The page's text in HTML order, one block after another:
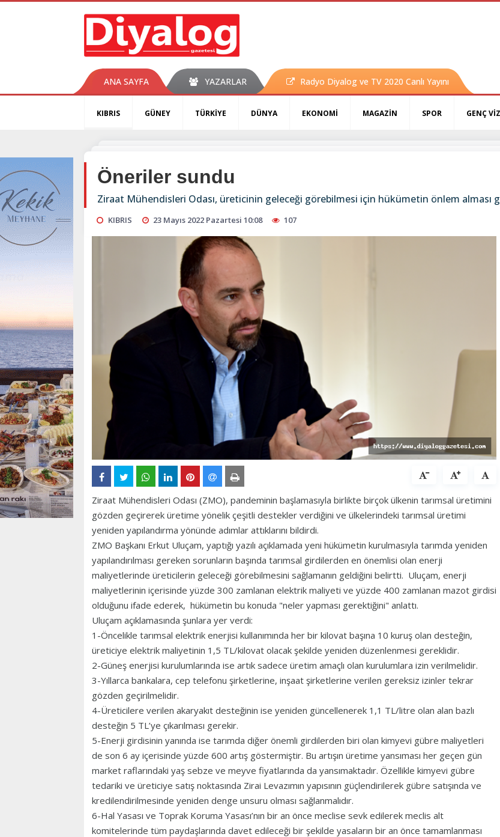
ANA SAYFA YAZARLAR Radyo Diyalog ve TV 2020 Canlı Yayını
KIBRIS GÜNEY TÜRKİYE DÜNYA EKONOMİ MAGAZİN SPOR GENÇ
Öneriler sundu
Ziraat Mühendisleri Odası, üreticinin geleceği görebilmesi için hükümetin önlem alması
KIBRIS 23 Mayıs 2022 Pazartesi 10:08 107
Ziraat Mühendisleri Odası (ZMO), pandeminin başlamasıyla birlikte birçok ülkenin tarımsal üretimini
gözden geçirerek üretime yönelik çeşitli destekler verdiğini ve ülkelerindeki tarımsal üretimi
yeniden yapılandırma yönünde adımlar attıklarını bildirdi.
ZMO Başkanı Erkut Uluçam, yaptığı yazılı açıklamada yeni hükümetin kurulmasıyla tarımda yeniden
yapılandırılması gereken sorunların başında tarımsal girdilerden en önemlisi olan enerji
maliyetlerinde üreticilerin geleceği görebilmesini sağlamanın geldiğini belirtti. Uluçam, enerji
maliyetlerinin içerisinde yüzde 300 zamlanan elektrik maliyeti ve yüzde 400 zamlanan mazot girdisi
olduğunu ifade ederek, hükümetin bu konuda "neler yapması gerektiğini" anlattı.
Uluçam açıklamasında şunlara yer verdi:
1-Öncelikle tarımsal elektrik enerjisi kullanımında her bir kilovat başına 10 kuruş olan desteğin,
üreticiye elektrik maliyetinin 1,5 TL/kilovat olacak şekilde yeniden düzenlenmesi gereklidir.
2-Güneş enerjisi kurulumlarında ise artık sadece üretim amaçlı olan kurulumlara izin verilmelidir.
3-Yıllarca bankalara, cep telefonu şirketlerine, inşaat şirketlerine verilen gereksiz izinler tekrar
gözden geçirilmelidir.
4-Üreticilere verilen akaryakıt desteğinin ise yeniden güncellenerek 1,1 TL/litre olan alan bazlı
desteğin 5 TL’ye çıkarılması gerekir.
5-Enerji girdisinin yanında ise tarımda diğer önemli girdilerden biri olan kimyevi gübre maliyetleri
de son 6 ay içerisinde yüzde 600 artış göstermiştir. Bu artışın üretime yansıması her geçen gün
market raflarındaki yaş sebze ve meyve fiyatlarında da yansımaktadır. Özellikle kimyevi gübre
tedariki ve üreticiye satış noktasında Zirai Levazımın yapısının güçlendirilerek gübre satışında ve
kredilendirilmesinde yeniden denge unsuru olması sağlanmalıdır.
6-Hal Yasası ve Toprak Koruma Yasası’nın bir an önce meclise sevk edilerek meclis alt
komitelerinde tüm paydaşlarında davet edileceği bir şekilde yasaların bir an önce tamamlanması